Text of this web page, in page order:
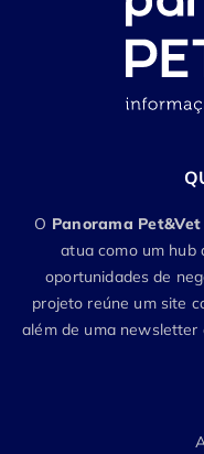
O Panorama Pet&Vet
atua como um hub
oportunidades de
projeto reúne um site
além de uma newsletter